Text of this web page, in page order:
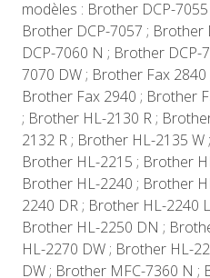
modèles : Brother DCP-
Brother DCP-7057 ; Brother
DCP-7060 N ; Brother
7070 DW ; Brother Fax
Brother Fax 2940 ; Brother
; Brother HL-2130 R ;
2132 R ; Brother HL-2135
Brother HL-2215 ; Brother
Brother HL-2240 ; Brother
2240 DR ; Brother HL-2240
Brother HL-2250 DN ;
HL-2270 DW ; Brother HL-
DW ; Brother MFC-7360 N ;